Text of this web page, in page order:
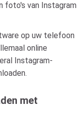
foto's van Instagram
op uw telefoon
online
Instagram-
met